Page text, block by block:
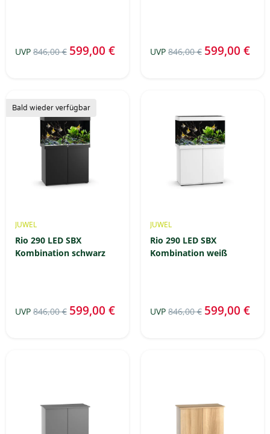
UVP 846,00 € 599,00 € UVP 846,00 € 599,00 €
Bald wieder verfügbar
JUWEL
Rio 290 LED SBX
Kombination schwarz
UVP 846,00 € 599,00 €
JUWEL
Rio 290 LED SBX
Kombination weiß
UVP 846,00 € 599,00 €